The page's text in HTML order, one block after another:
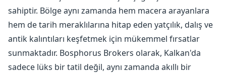
sahiptir. Bölge aynı zamanda hem macera arayanlara
hem de tarih meraklılarına hitap eden yatçılık, dalış ve
antik kalıntıları keşfetmek için mükemmel fırsatlar
sunmaktadır. Bosphorus Brokers olarak, Kalkan'da
sadece lüks bir tatil değil, aynı zamanda akıllı bir